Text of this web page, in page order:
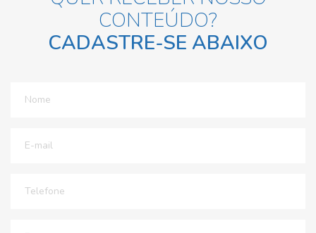
CONTEÚDO?
CADASTRE-SE ABAIXO